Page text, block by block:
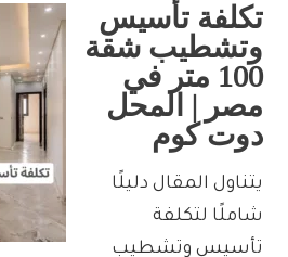
تكلفة تأسيس
وتشطيب شقة
100 متر في
مصر | المحل
دوت كوم
يتناول المقال دليلًا
شاملًا لتكلفة
تأسيس وتشطيب